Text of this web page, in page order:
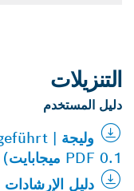
التنزيلات
دليل المستخدم
PDF 0.1 ميجابايت)